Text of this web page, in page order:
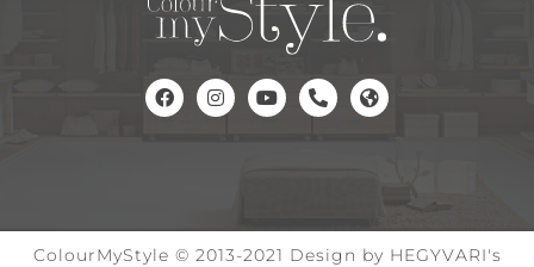
ColourMyStyle © 2013-2021 Design by HEGYVARI's